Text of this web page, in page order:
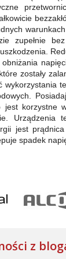
zupełnie
zostały
wykorzystania
jest korzystne
Urządzenia
jest
spadek
z